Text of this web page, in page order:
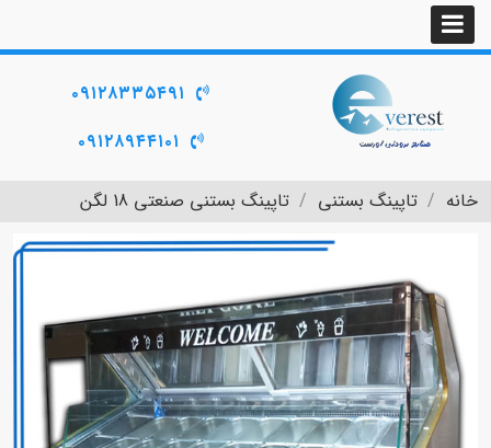
۰۹۱۲۸۳۳۵۴۹۱
۰۹۱۲۸۹۴۴۱۰۱
خانه تاپینگ بستنی تاپینگ بستنی صنعتی 18 لگن